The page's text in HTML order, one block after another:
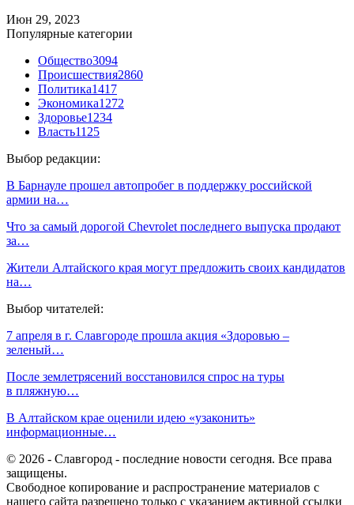
Июн 29, 2023
Популярные категории
Общество3094
Происшествия2860
Политика1417
Экономика1272
Здоровье1234
Власть1125
Выбор редакции:
В Барнауле прошел автопробег в поддержку российской
армии на…
Что за самый дорогой Chevrolet последнего выпуска продают
за…
Жители Алтайского края могут предложить своих кандидатов
на…
Выбор читателей:
7 апреля в г. Славгороде прошла акция «Здоровью –
зеленый…
После землетрясений восстановился спрос на туры
в пляжную…
В Алтайском крае оценили идею «узаконить»
информационные…
© 2026 - Славгород - последние новости сегодня. Все права
защищены.
Свободное копирование и распространение материалов с
нашего сайта разрешено только с указанием активной ссылки